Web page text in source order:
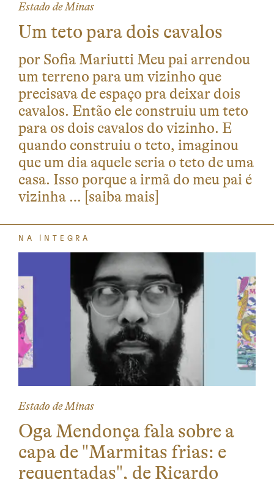
Estado de Minas
Um teto para dois cavalos
por Sofia Mariutti Meu pai arrendou
um terreno para um vizinho que
precisava de espaço pra deixar dois
cavalos. Então ele construiu um teto
para os dois cavalos do vizinho. E
quando construiu o teto, imaginou
que um dia aquele seria o teto de uma
casa. Isso porque a irmã do meu pai é
vizinha … [saiba mais]
NA ÍNTEGRA
Estado de Minas
Oga Mendonça fala sobre a
capa de "Marmitas frias: e
requentadas", de Ricardo